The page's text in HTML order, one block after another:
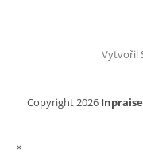
Vytvořil
Copyright 2026
×